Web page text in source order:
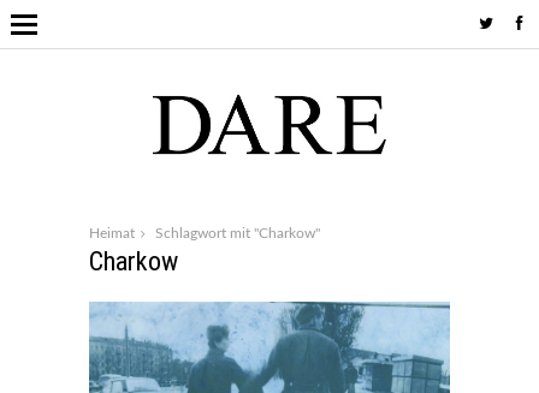
Heimat Schlagwort mit "Charkow"
Charkow